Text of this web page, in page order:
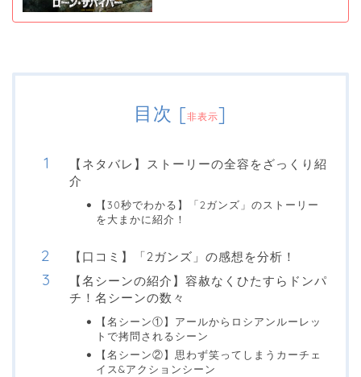
目次 [非表示]
【ネタバレ】ストーリーの全容をざっくり紹
介
【30秒でわかる】「2ガンズ」のストーリー
を大まかに紹介！
【口コミ】「2ガンズ」の感想を分析！
【名シーンの紹介】容赦なくひたすらドンパ
チ！名シーンの数々
【名シーン①】アールからロシアンルーレッ
トで拷問されるシーン
【名シーン②】思わず笑ってしまうカーチェ
イス&アクションシーン